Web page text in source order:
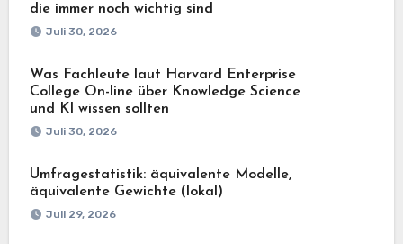
die immer noch wichtig sind
Juli 30, 2026
Was Fachleute laut Harvard Enterprise
College On-line über Knowledge Science
und KI wissen sollten
Juli 30, 2026
Umfragestatistik: äquivalente Modelle,
äquivalente Gewichte (lokal)
Juli 29, 2026